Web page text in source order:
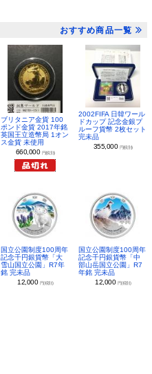
おすすめ商品一覧
ブリタニア金貨 100
ポンド金貨 2017年銘
英国王立造幣局 1オン
ス金貨 未使用
660,000 円(税別)
2002FIFA 日韓ワール
ドカップ 記念金銀プ
ルーフ貨幣 2枚セット
完未品
355,000 円(税別)
国立公園制度100周年
記念千円銀貨幣「大
雪山国立公園」R7年
銘 完未品
12,000 円(税別)
国立公園制度100周年
記念千円銀貨幣「中
部山岳国立公園」R7
年銘 完未品
12,000 円(税別)